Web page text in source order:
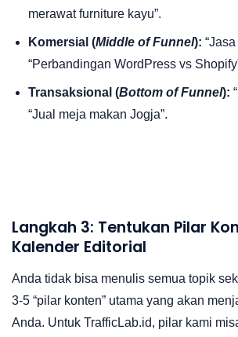
merawat furniture kayu”.
Komersial (Middle of Funnel):
“Perbandingan WordPress vs
Transaksional (Bottom of Funnel):
“Jual meja makan Jogja”.
Langkah 3: Tentukan Pilar
Kalender Editorial
Anda tidak bisa menulis semua topik
3-5 “pilar konten” utama yang akan
Anda. Untuk TrafficLab.id, pilar kami